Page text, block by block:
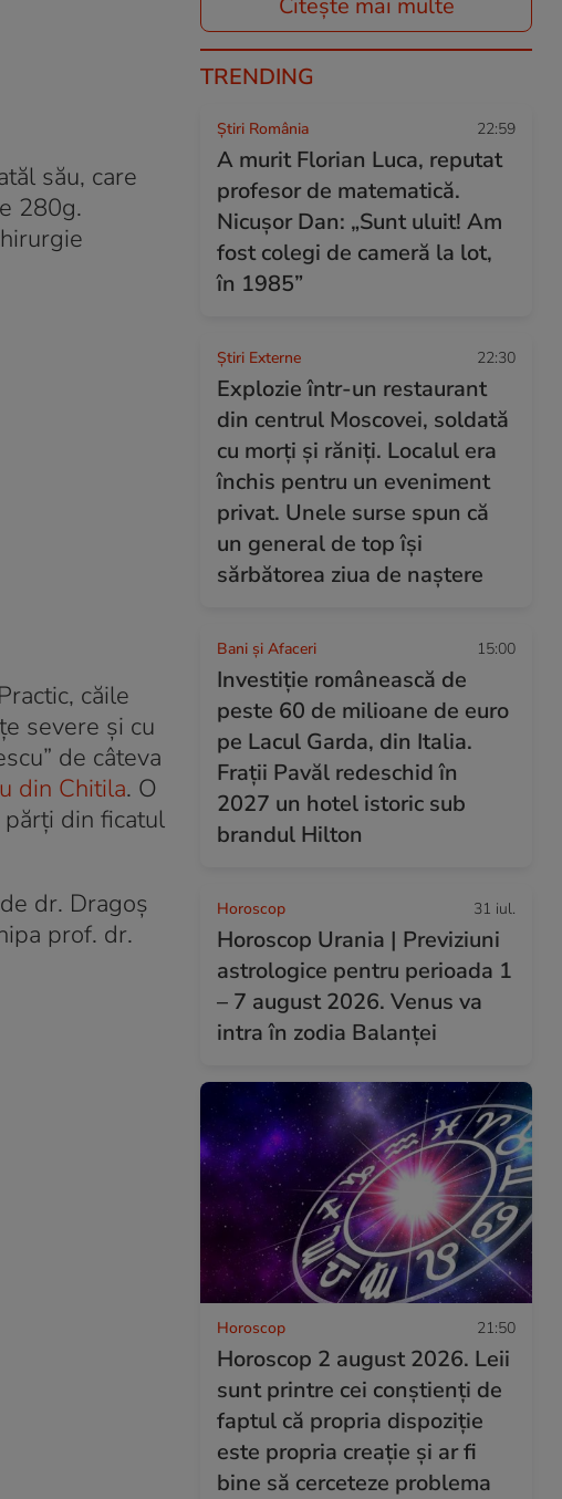
său, care
280g.
căile
severe și cu
de câteva
din Chitila. O
din ficatul
dr. Dragoș
prof. dr.
Citește mai multe
TRENDING
Știri România 22:59
A murit Florian Luca, reputat
profesor de matematică.
Nicușor Dan: „Sunt uluit! Am
fost colegi de cameră la lot,
în 1985”
Știri Externe 22:30
Explozie într-un restaurant
din centrul Moscovei, soldată
cu morți și răniți. Localul era
închis pentru un eveniment
privat. Unele surse spun că
un general de top își
sărbătorea ziua de naștere
Bani și Afaceri 15:00
Investiție românească de
peste 60 de milioane de euro
pe Lacul Garda, din Italia.
Frații Pavăl redeschid în
2027 un hotel istoric sub
brandul Hilton
Horoscop 31 iul.
Horoscop Urania | Previziuni
astrologice pentru perioada 1
– 7 august 2026. Venus va
intra în zodia Balanței
Horoscop 21:50
Horoscop 2 august 2026. Leii
sunt printre cei conștienți de
faptul că propria dispoziție
este propria creație și ar fi
bine să cerceteze problema